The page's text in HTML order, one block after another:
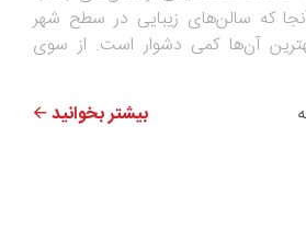
که سالن‌های زیبایی در سطح شهر
آن‌ها کمی دشوار است. از سوی
بیشتر بخوانید 🡨